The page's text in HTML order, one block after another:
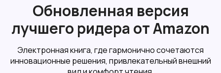
Обновленная версия
лучшего ридера от Amazon
Электронная книга, где гармонично сочетаются
инновационные решения, привлекательный внешний